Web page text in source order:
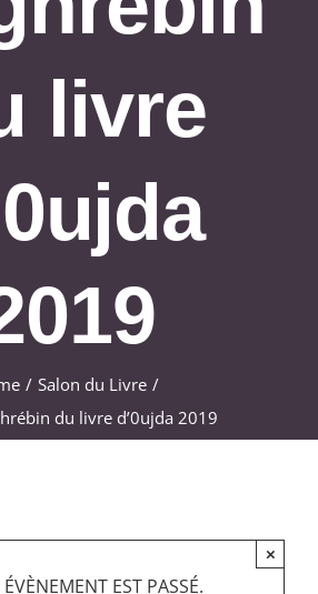
Évènements
Appels
Agenda
livre
Salon du Livre
du livre d’0ujda 2019
ÉVÈNEMENT EST PASSÉ.
×